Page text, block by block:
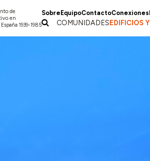
de
en
1939-1985
Sobre EquipoContactoConexiones
COMUNIDADESEDIFICIOS